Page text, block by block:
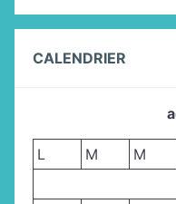
CALENDRIER
L M M